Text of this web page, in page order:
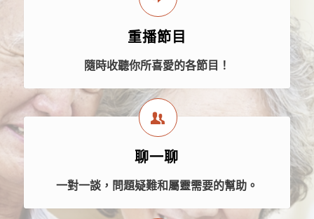
重播節目
隨時收聽你所喜愛的各節目！
聊一聊
一對一談，問題疑難和屬靈需要的幫助。